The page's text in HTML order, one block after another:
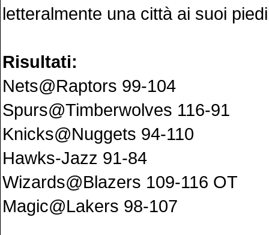
letteralmente una città ai suoi
Risultati:
Nets@Raptors 99-104
Spurs@Timberwolves 116-91
Knicks@Nuggets 94-110
Hawks-Jazz 91-84
Wizards@Blazers 109-116 OT
Magic@Lakers 98-107